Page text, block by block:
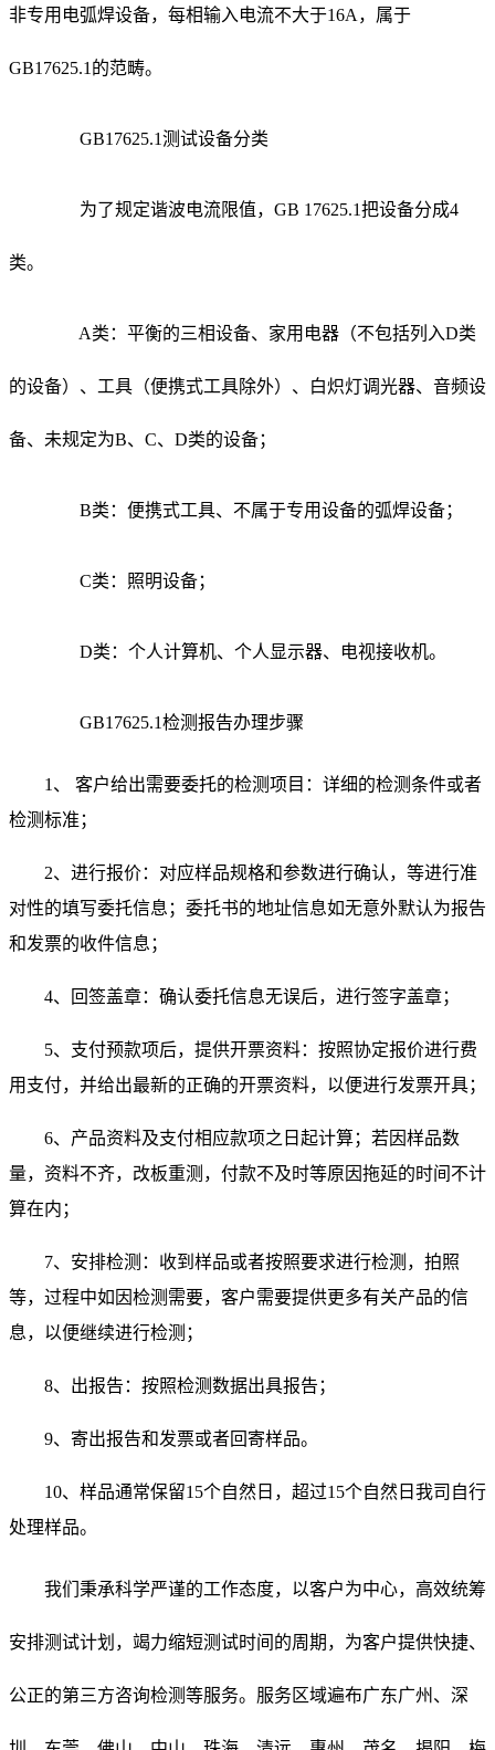
非专用电弧焊设备，每相输入电流不大于16A，属于
GB17625.1的范畴。
GB17625.1测试设备分类
为了规定谐波电流限值，GB 17625.1把设备分成4
类。
A类：平衡的三相设备、家用电器（不包括列入D类
的设备）、工具（便携式工具除外）、白炽灯调光器、音频设
备、未规定为B、C、D类的设备；
B类：便携式工具、不属于专用设备的弧焊设备；
C类：照明设备；
D类：个人计算机、个人显示器、电视接收机。
GB17625.1检测报告办理步骤
1、 客户给出需要委托的检测项目：详细的检测条件或者
检测标准；
2、进行报价：对应样品规格和参数进行确认，等进行准
对性的填写委托信息；委托书的地址信息如无意外默认为报告
和发票的收件信息；
4、回签盖章：确认委托信息无误后，进行签字盖章；
5、支付预款项后，提供开票资料：按照协定报价进行费
用支付，并给出最新的正确的开票资料，以便进行发票开具；
6、产品资料及支付相应款项之日起计算；若因样品数
量，资料不齐，改板重测，付款不及时等原因拖延的时间不计
算在内；
7、安排检测：收到样品或者按照要求进行检测，拍照
等，过程中如因检测需要，客户需要提供更多有关产品的信
息，以便继续进行检测；
8、出报告：按照检测数据出具报告；
9、寄出报告和发票或者回寄样品。
10、样品通常保留15个自然日，超过15个自然日我司自行
处理样品。
我们秉承科学严谨的工作态度，以客户为中心，高效统筹
安排测试计划，竭力缩短测试时间的周期，为客户提供快捷、
公正的第三方咨询检测等服务。服务区域遍布广东广州、深